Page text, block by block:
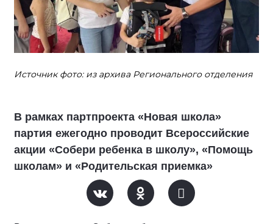
Источник фото: из архива Регионального отделения
В рамках партпроекта «Новая школа»
партия ежегодно проводит Всероссийские
акции «Собери ребенка в школу», «Помощь
школам» и «Родительская приемка»